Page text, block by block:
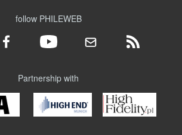
follow PHILEWEB
Partnership with